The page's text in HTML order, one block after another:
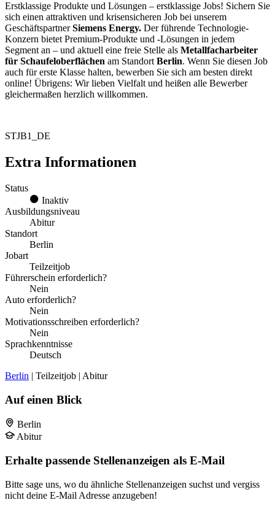
Erstklassige Produkte und Lösungen – erstklassige Jobs! Sichern Sie
sich einen attraktiven und krisensicheren Job bei unserem
GeschäftspartnerSiemens Energy. Der führende Technologie-
Konzern bietet Premium-Produkte und -Lösungen in jedem
Segment an – und aktuell eine freie Stelle als Metallfacharbeiter
für Schaufeloberflächen am Standort Berlin. Wenn Sie diesen Job
auch für erste Klasse halten, bewerben Sie sich am besten direkt
online! Übrigens: Wir lieben Vielfalt und heißen alle Bewerber
gleichermaßen herzlich willkommen.
STJB1_DE
Extra Informationen
Status
Inaktiv
Ausbildungsniveau
Abitur
Standort
Berlin
Jobart
Teilzeitjob
Führerschein erforderlich?
Nein
Auto erforderlich?
Nein
Motivationsschreiben erforderlich?
Nein
Sprachkenntnisse
Deutsch
Berlin | Teilzeitjob | Abitur
Auf einen Blick
Berlin
Abitur
Erhalte passende Stellenanzeigen als E-Mail
Bitte sage uns, wo du ähnliche Stellenanzeigen suchst und vergiss
nicht deine E-Mail Adresse anzugeben!